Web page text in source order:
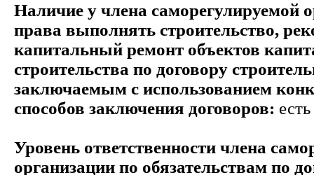
Наличие у члена саморегулируемой
права выполнять строительство,
капитальный ремонт объектов
строительства по договору
заключаемым с использованием
способов заключения договоров: есть
Уровень ответственности члена
организации по обязательствам по